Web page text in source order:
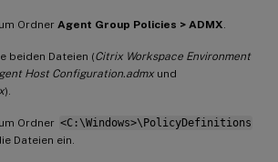
Ordner Agent Group Policies > ADMX
beiden Dateien (Citrix Workspace Environment
Host Configuration.admx und
).
Ordner <C:\Windows>\PolicyDefinitions
Dateien ein.